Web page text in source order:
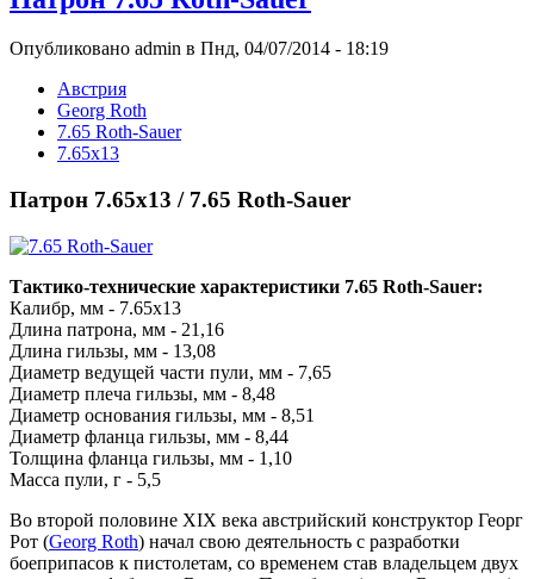
Опубликовано admin в Пнд, 04/07/2014 - 18:19
Австрия
Georg Roth
7.65 Roth-Sauer
7.65x13
Патрон 7.65x13 / 7.65 Roth-Sauer
Тактико-технические характеристики 7.65 Roth-Sauer:
Калибр, мм - 7.65x13
Длина патрона, мм - 21,16
Длина гильзы, мм - 13,08
Диаметр ведущей части пули, мм - 7,65
Диаметр плеча гильзы, мм - 8,48
Диаметр основания гильзы, мм - 8,51
Диаметр фланца гильзы, мм - 8,44
Толщина фланца гильзы, мм - 1,10
Масса пули, г - 5,5
Во второй половине XIX века австрийский конструктор Георг
Рот (Georg Roth) начал свою деятельность с разработки
боеприпасов к пистолетам, со временем став владельцем двух